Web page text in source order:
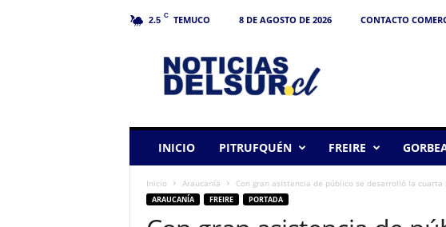
2.5 C TEMUCO 8 DE AGOSTO DE 2026 CONTACTO
INICIO PITRUFQUÉN FREIRE
Inicio Araucanía Con gran asistencia de público se desarrolló la
ARAUCANÍA FREIRE PORTADA